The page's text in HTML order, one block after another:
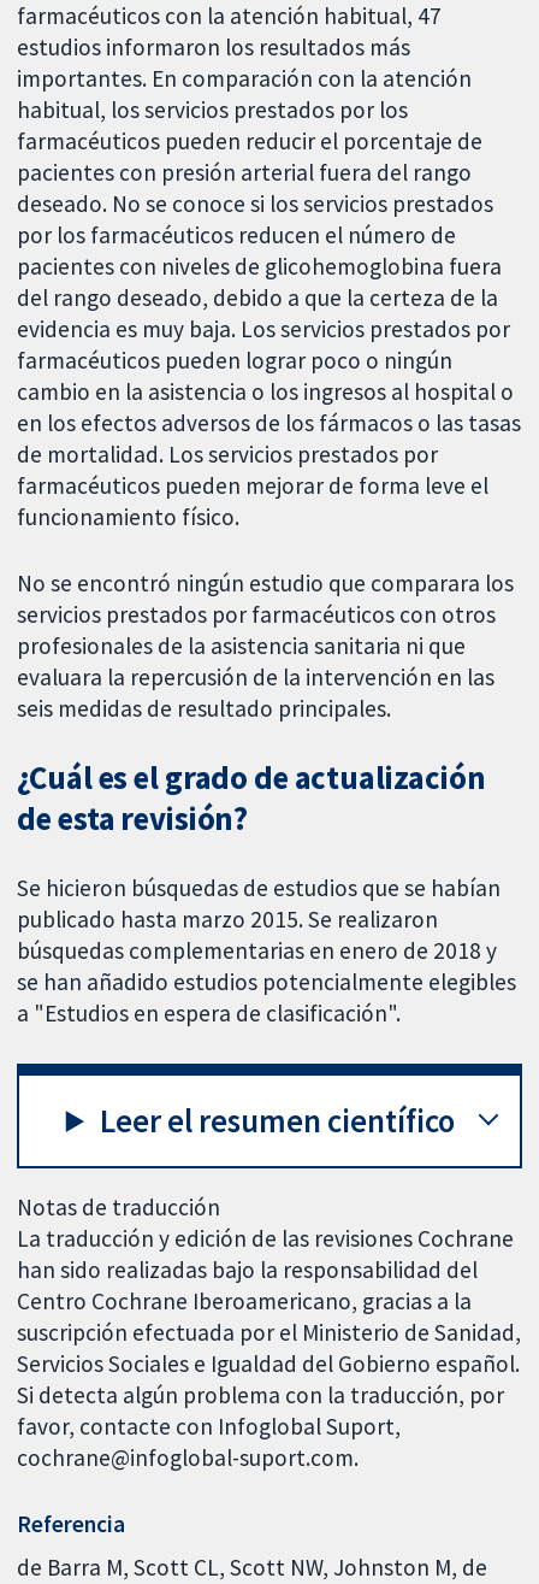
farmacéuticos con la atención habitual, 47
estudios informaron los resultados más
importantes. En comparación con la atención
habitual, los servicios prestados por los
farmacéuticos pueden reducir el porcentaje de
pacientes con presión arterial fuera del rango
deseado. No se conoce si los servicios prestados
por los farmacéuticos reducen el número de
pacientes con niveles de glicohemoglobina fuera
del rango deseado, debido a que la certeza de la
evidencia es muy baja. Los servicios prestados por
farmacéuticos pueden lograr poco o ningún
cambio en la asistencia o los ingresos al hospital o
en los efectos adversos de los fármacos o las tasas
de mortalidad. Los servicios prestados por
farmacéuticos pueden mejorar de forma leve el
funcionamiento físico.
No se encontró ningún estudio que comparara los
servicios prestados por farmacéuticos con otros
profesionales de la asistencia sanitaria ni que
evaluara la repercusión de la intervención en las
seis medidas de resultado principales.
¿Cuál es el grado de actualización
de esta revisión?
Se hicieron búsquedas de estudios que se habían
publicado hasta marzo 2015. Se realizaron
búsquedas complementarias en enero de 2018 y
se han añadido estudios potencialmente elegibles
a "Estudios en espera de clasificación".
Leer el resumen científico
Notas de traducción
La traducción y edición de las revisiones Cochrane
han sido realizadas bajo la responsabilidad del
Centro Cochrane Iberoamericano, gracias a la
suscripción efectuada por el Ministerio de Sanidad,
Servicios Sociales e Igualdad del Gobierno español.
Si detecta algún problema con la traducción, por
favor, contacte con Infoglobal Suport,
cochrane@infoglobal-suport.com.
Referencia
de Barra M, Scott CL, Scott NW, Johnston M, de